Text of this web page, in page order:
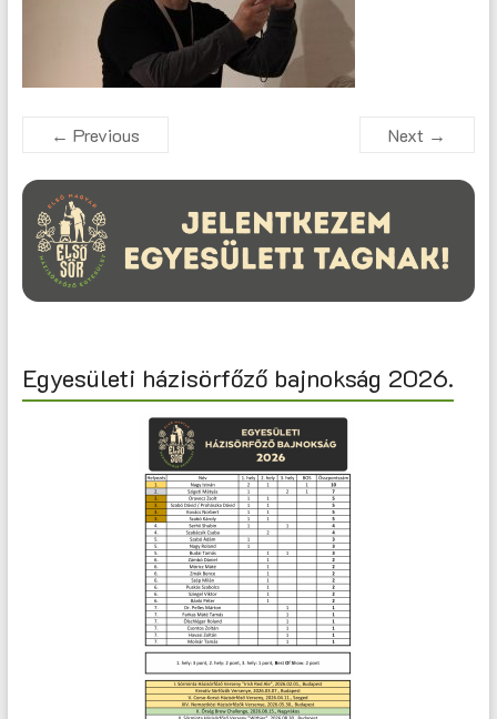
← Previous Next →
Egyesületi házisörfőző bajnokság 2026.